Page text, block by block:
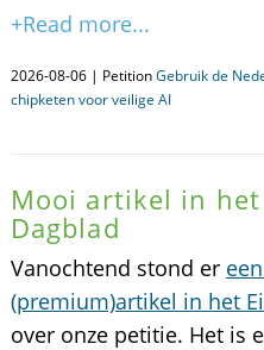
+Read more...
2026-08-06 | PetitionGebruik de
chipketen voor veilige AI
Mooi artikel in het
Dagblad
Vanochtend stond er
(premium)artikel in het
over onze petitie. Het is